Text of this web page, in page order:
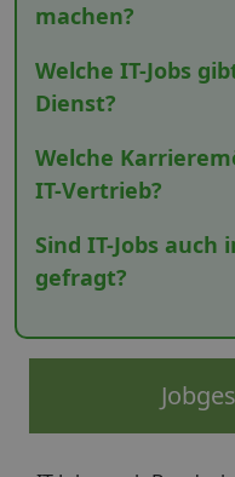
machen?
Welche IT-Jobs
Dienst?
Welche
IT-Vertrieb?
Sind IT-Jobs
gefragt?